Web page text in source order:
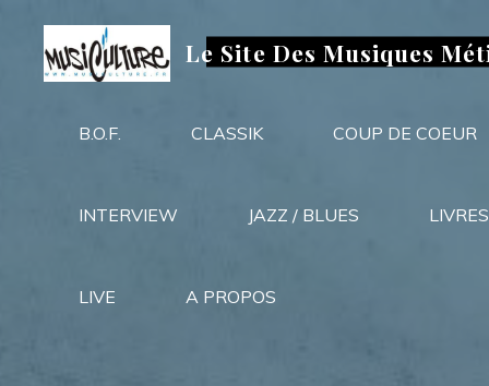
contenu
Le Site Des Musiques
B.O.F. CLASSIK COUP DE COEUR
INTERVIEW JAZZ / BLUES LIVRES
LIVE A PROPOS